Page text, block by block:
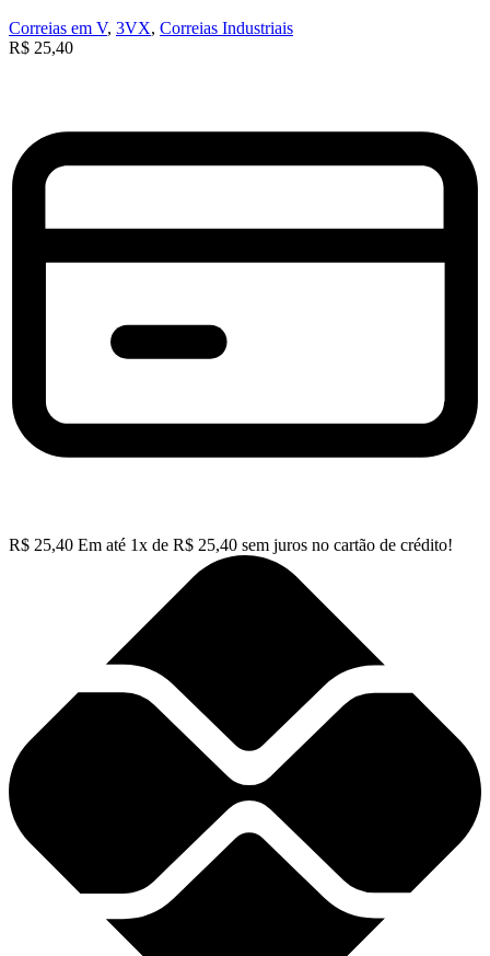
Correias em V, 3VX, Correias Industriais
R$ 25,40
R$ 25,40 Em até 1x de R$ 25,40 sem juros no cartão de crédito!